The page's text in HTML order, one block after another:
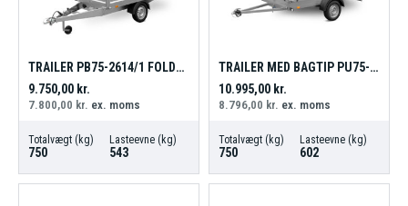
TRAILER PB75-2614/1 FOLDBARE SIDER
9.750,00 kr.
7.800,00 kr. ex. moms
Totalvægt (kg)
750
Lasteevne (kg)
543
TRAILER MED BAGTIP PU75-2613
10.995,00 kr.
8.796,00 kr. ex. moms
Totalvægt (kg)
750
Lasteevne (kg)
602